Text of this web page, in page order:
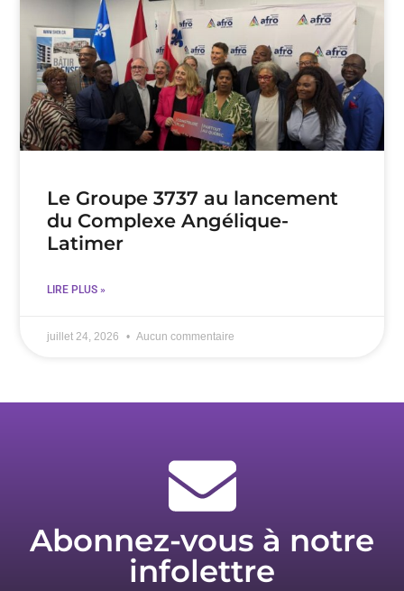
Le Groupe 3737 au lancement
du Complexe Angélique-
Latimer
LIRE PLUS »
juillet 24, 2026 Aucun commentaire
Abonnez-vous à notre
infolettre